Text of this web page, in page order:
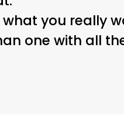
you really
one with all